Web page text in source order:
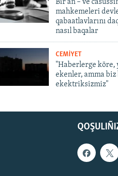
Bir an – ve
mahkemeleri
qabaatlavlarını
nasıl baqalar
CEMİYET
"Haberlerge köre,
ekenler, amma
ekektriksizmiz"